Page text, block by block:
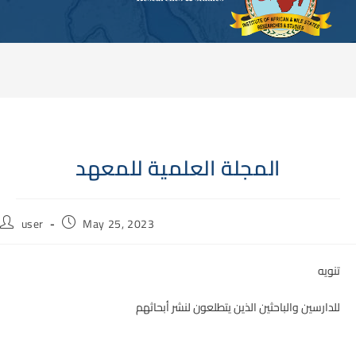
المجلة العلمية للمعهد
Postuser Post
published:
May 25, 2023
تنويه
للدارسين والباحثين الذين يتطلعون لنشر أبحاثهم